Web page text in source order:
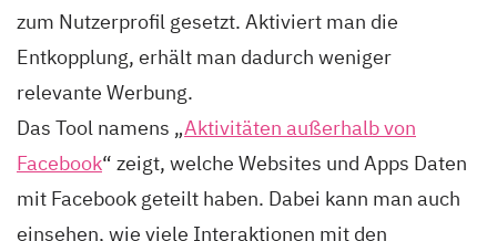
zum Nutzerprofil gesetzt. Aktiviert man die
Entkopplung, erhält man dadurch weniger
relevante Werbung.
Das Tool namens „Aktivitäten außerhalb von
Facebook“ zeigt, welche Websites und Apps Daten
mit Facebook geteilt haben. Dabei kann man auch
einsehen, wie viele Interaktionen mit den